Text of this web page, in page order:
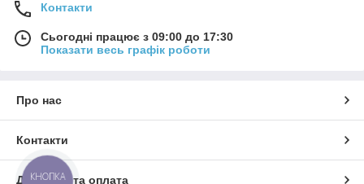
Контакти
Сьогодні працює з 09:00 до 17:30
Показати весь графік роботи
Про нас
Контакти
Доставка та оплата
КНОПКА